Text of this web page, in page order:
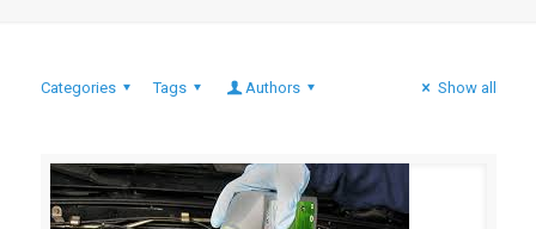
Categories Tags Authors Show all